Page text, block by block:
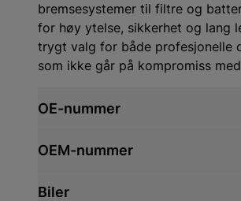
bremsesystemer til filtre og
for høy ytelse, sikkerhet og lang
trygt valg for både profesjonelle
som ikke går på kompromiss
OE-nummer
OEM-nummer
Biler